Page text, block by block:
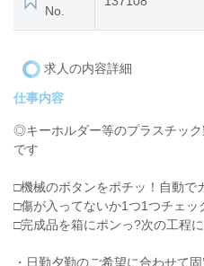
No.
求人の内容詳細
仕事内容
◎キーホルダー等のプラスチッ
です
□機械のボタンをポチッ！自動で
□傷が入ってないか1つ1つチェッ
□完成品を箱にポンっ?次の工程
・日勤夕勤のご希望に合わせて